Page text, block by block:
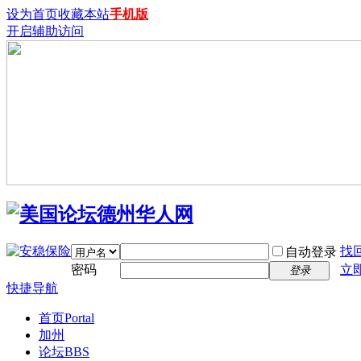
设为首页收藏本站手机版
开启辅助访问
自动登录 找
密码
登录
立
快捷导航
首页Portal
加州
论坛BBS